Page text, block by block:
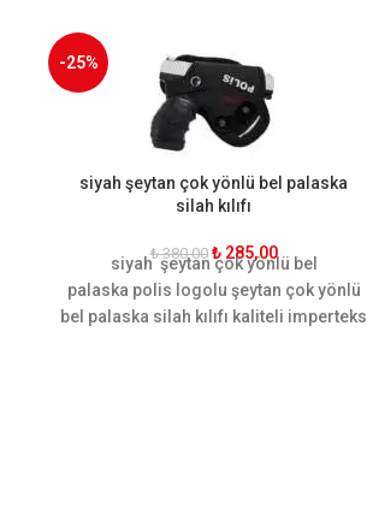
-25%
siyah şeytan çok yönlü bel palaska
silah kılıfı
₺380,00 ₺285,00
siyah şeytan çok yönlü bel
palaska polis logolu şeytan çok yönlü
bel palaska silah kılıfı kaliteli imperteks